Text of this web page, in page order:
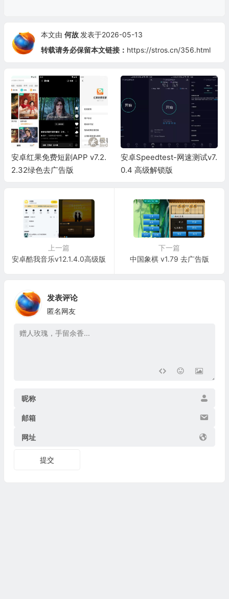
本文由 何故 发表于2026-05-13
转载请务必保留本文链接： https://stros.cn/356.html
安卓红果免费短剧APP v7.2.
2.32绿色去广告版
安卓Speedtest-网速测试v7.
0.4 高级解锁版
上一篇
安卓酷我音乐v12.1.4.0高级版
下一篇
中国象棋 v1.79 去广告版
发表评论
匿名网友
昵称
邮箱
网址
提交